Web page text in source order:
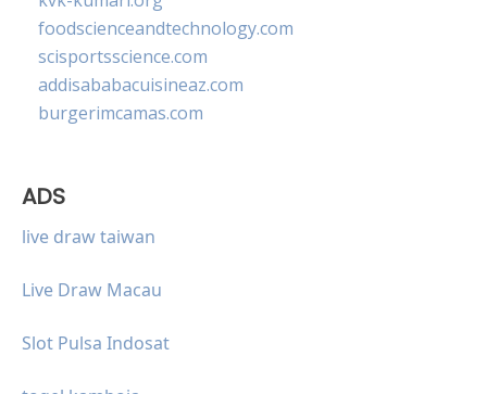
foodscienceandtechnology.com
scisportsscience.com
addisababacuisineaz.com
burgerimcamas.com
ADS
live draw taiwan
Live Draw Macau
Slot Pulsa Indosat